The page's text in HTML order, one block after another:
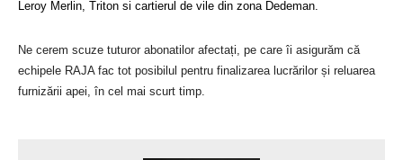
Leroy Merlin, Triton si cartierul de vile din zona Dedeman.
Ne cerem scuze tuturor abonatilor afectați, pe care îi asigurăm că
echipele RAJA fac tot posibilul pentru finalizarea lucrărilor și reluarea
furnizării apei, în cel mai scurt timp.